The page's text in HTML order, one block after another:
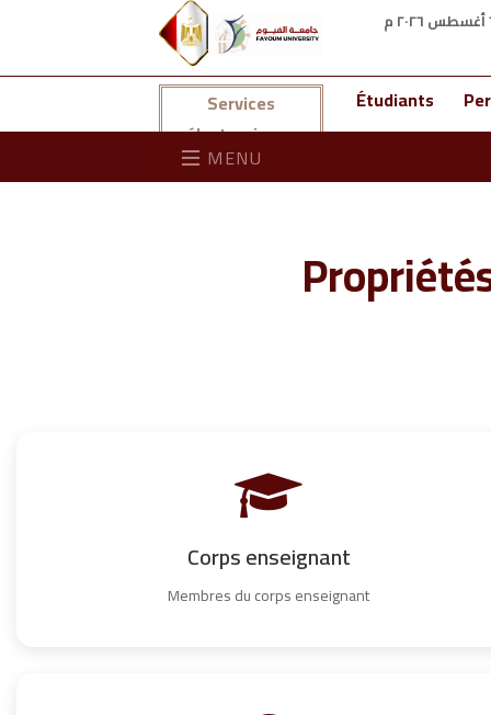
Services
électroniques
Étudiants
MENU
Corps enseignant
Membres du corps enseignant